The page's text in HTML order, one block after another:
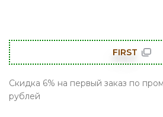
FIRST
Скидка 6% на первый заказ по
рублей